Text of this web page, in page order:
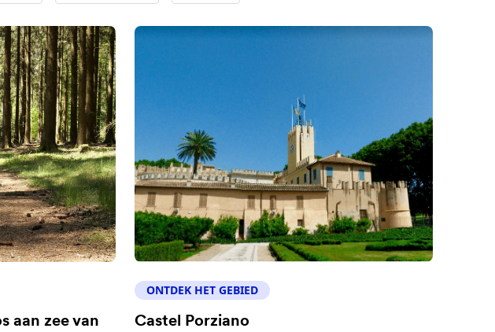
aan zee van
ONTDEK HET GEBIED
Castel Porziano